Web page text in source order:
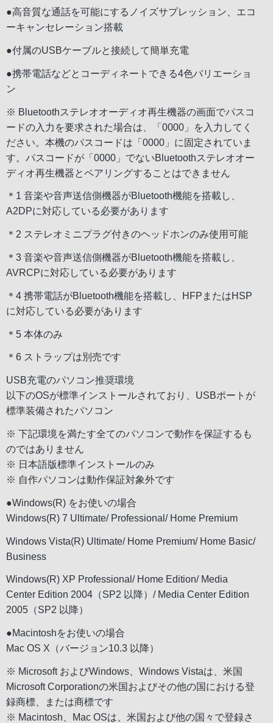
●高音質な通話を可能にするノイズサプレッション、エコ
ーキャンセレーション搭載
●付属のUSBケーブルと接続して簡単充電
●携帯電話などとコーディネートできる4色バリエーショ
ン
※ Bluetoothステレオオーディオ再生機器の画面でパスコ
ードの入力を要求された場合は、「0000」を入力してく
ださい。本機のパスコードは「0000」に固定されていま
す。パスコードが「0000」でないBluetoothステレオオー
ディオ再生機器とペアリングすることはできません
＊1 音楽や音声送信側機器がBluetooth機能を搭載し、
A2DPに対応している必要があります
＊2 ステレオミニプラグ付きのヘッドホンのみ使用可能
＊3 音楽や音声送信側機器がBluetooth機能を搭載し、
AVRCPに対応している必要があります
＊4 携帯電話がBluetooth機能を搭載し、HFPまたはHSP
に対応している必要があります
＊5 本体のみ
＊6 ストラップは別売です
USB充電のパソコン推奨環境
以下のOSが標準インストールされており、USBポートが
標準装備されたパソコン
※ 下記環境を満たす全てのパソコンで動作を保証するも
のではありません
※ 日本語版標準インストールのみ
※ 自作パソコンは動作保証対象外です
●Windows(R) をお使いの場合
Windows(R) 7 Ultimate/ Professional/ Home Premium
Windows Vista(R) Ultimate/ Home Premium/ Home Basic/
Business
Windows(R) XP Professional/ Home Edition/ Media
Center Edition 2004（SP2 以降）/ Media Center Edition
2005（SP2 以降）
●Macintoshをお使いの場合
Mac OS X（バージョン10.3 以降）
※ Microsoft およびWindows、Windows Vistaは、米国
Microsoft Corporationの米国およびその他の国における登
録商標、または商標です
※ Macintosh、Mac OSは、米国および他の国々で登録さ